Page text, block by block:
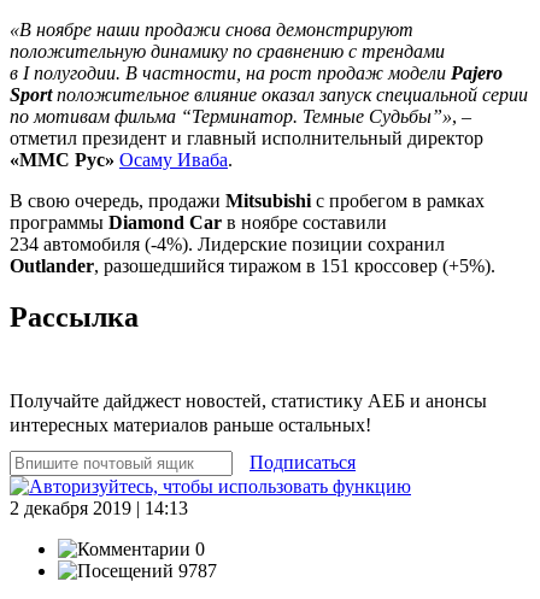
«В ноябре наши продажи снова демонстрируют
положительную динамику по сравнению с трендами
в I полугодии. В частности, на рост продаж модели Pajero
Sportположительное влияние оказал запуск специальной серии
по мотивам фильма “Терминатор. Темные Судьбы”», –
отметил президент и главный исполнительный директор
«ММС Рус» Осаму Иваба.
В свою очередь, продажи Mitsubishi с пробегом в рамках
программы Diamond Car в ноябре составили
234 автомобиля (-4%). Лидерские позиции сохранил
Outlander, разошедшийся тиражом в 151 кроссовер (+5%).
Рассылка
Получайте дайджест новостей, статистику АЕБ и анонсы
интересных материалов раньше остальных!
Подписаться
2 декабря 2019 | 14:13
0
9787